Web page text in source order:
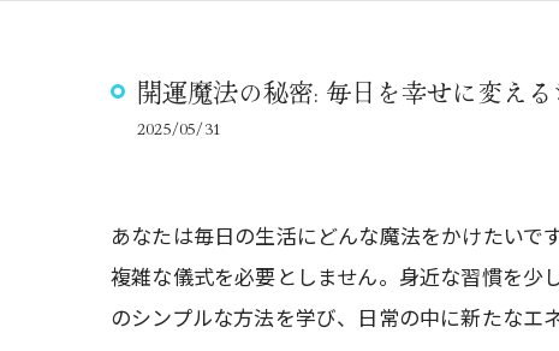
開運魔法の秘密: 毎日を幸せに変え
2025/05/31
あなたは毎日の生活にどんな魔法をかけたい
複雑な儀式を必要としません。身近な習慣を少
のシンプルな方法を学び、日常の中に新たなエ